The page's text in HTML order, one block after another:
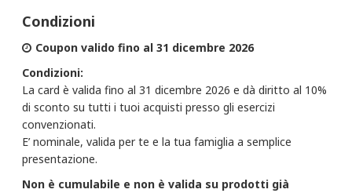
Condizioni
Coupon valido fino al 31 dicembre 2026
Condizioni:
La card è valida fino al 31 dicembre 2026 e dà diritto al 10%
di sconto su tutti i tuoi acquisti presso gli esercizi
convenzionati.
E’ nominale, valida per te e la tua famiglia a semplice
presentazione.
​Non è cumulabile e non è valida su prodotti già